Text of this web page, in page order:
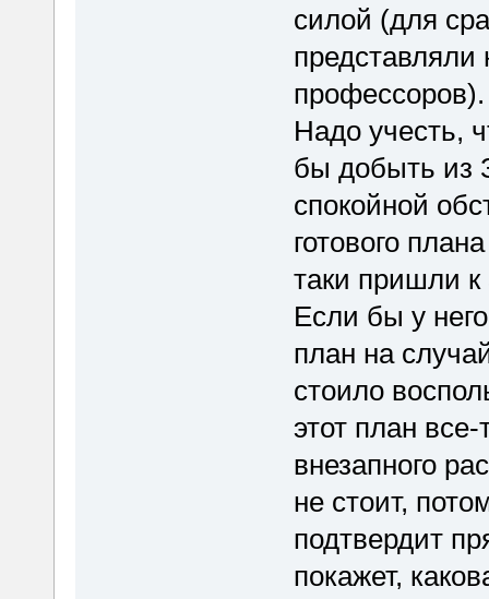
силой (для
представляли
профессоров).
Надо учесть,
бы добыть из
спокойной
готового
таки пришли к
Если бы у
план на
стоило
этот план
внезапного
не стоит,
подтвердит
покажет,